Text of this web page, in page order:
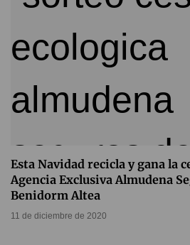
Esta Navidad recicla y gana la
Agencia Exclusiva Almudena
Benidorm Altea
11 de diciembre de 2020